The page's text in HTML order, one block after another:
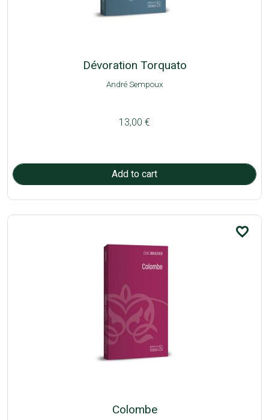
Dévoration Torquato
André Sempoux
13,00 €
favorite_border
Colombe